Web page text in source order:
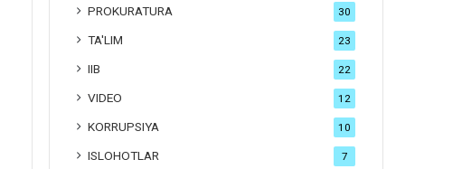
PROKURATURA 30
TA'LIM 23
IIB 22
VIDEO 12
KORRUPSIYA 10
ISLOHOTLAR 7